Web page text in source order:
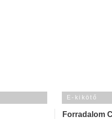
E-kikötő
Forradalom